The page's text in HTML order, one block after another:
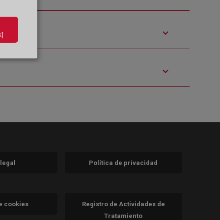
Política de privacidad
cookies
Registro de Actividades de
Tratamiento